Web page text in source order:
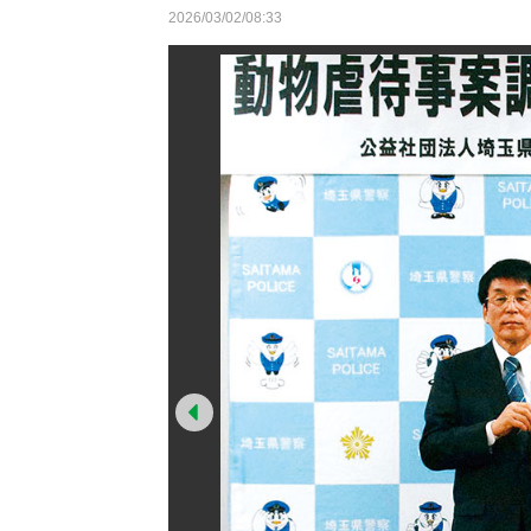
2026/03/02/08:33
Prev